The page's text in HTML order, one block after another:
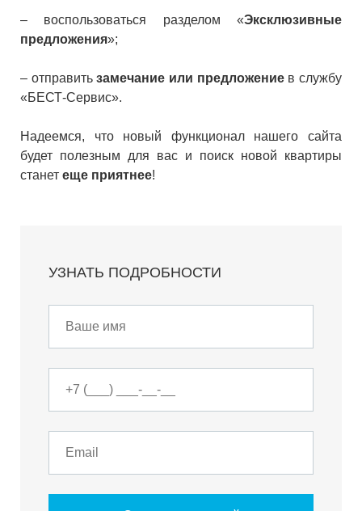
– воспользоваться разделом «Эксклюзивные
предложения»;
– отправитьзамечание или предложениев службу
«БЕСТ-Сервис».
Надеемся, что новый функционал нашего сайта
будет полезным для вас и поиск новой квартиры
станет еще приятнее!
УЗНАТЬ ПОДРОБНОСТИ